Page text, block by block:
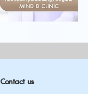
Contact us